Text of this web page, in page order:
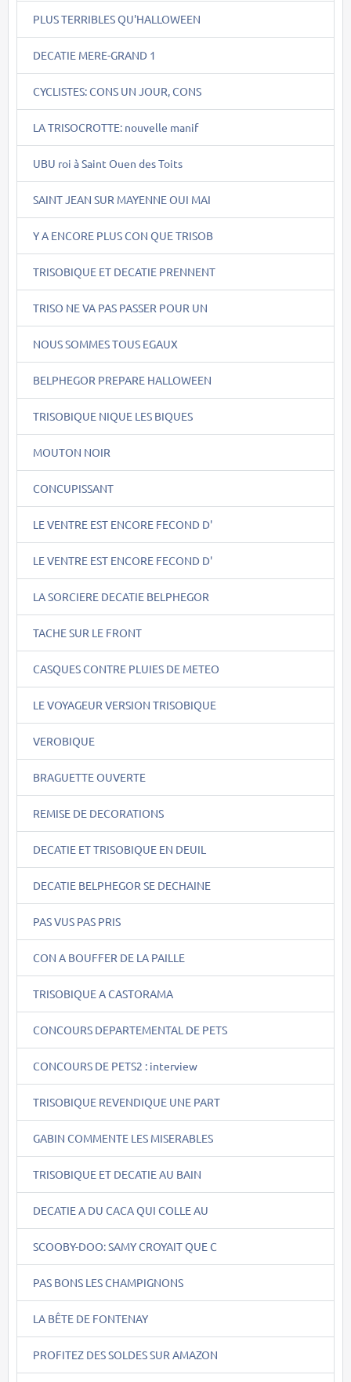
PLUS TERRIBLES QU'HALLOWEEN
DECATIE MERE-GRAND 1
CYCLISTES: CONS UN JOUR, CONS
LA TRISOCROTTE: nouvelle manif
UBU roi à Saint Ouen des Toits
SAINT JEAN SUR MAYENNE OUI MAI
Y A ENCORE PLUS CON QUE TRISOB
TRISOBIQUE ET DECATIE PRENNENT
TRISO NE VA PAS PASSER POUR UN
NOUS SOMMES TOUS EGAUX
BELPHEGOR PREPARE HALLOWEEN
TRISOBIQUE NIQUE LES BIQUES
MOUTON NOIR
CONCUPISSANT
LE VENTRE EST ENCORE FECOND D'
LE VENTRE EST ENCORE FECOND D'
LA SORCIERE DECATIE BELPHEGOR
TACHE SUR LE FRONT
CASQUES CONTRE PLUIES DE METEO
LE VOYAGEUR VERSION TRISOBIQUE
VEROBIQUE
BRAGUETTE OUVERTE
REMISE DE DECORATIONS
DECATIE ET TRISOBIQUE EN DEUIL
DECATIE BELPHEGOR SE DECHAINE
PAS VUS PAS PRIS
CON A BOUFFER DE LA PAILLE
TRISOBIQUE A CASTORAMA
CONCOURS DEPARTEMENTAL DE PETS
CONCOURS DE PETS2 : interview
TRISOBIQUE REVENDIQUE UNE PART
GABIN COMMENTE LES MISERABLES
TRISOBIQUE ET DECATIE AU BAIN
DECATIE A DU CACA QUI COLLE AU
SCOOBY-DOO: SAMY CROYAIT QUE C
PAS BONS LES CHAMPIGNONS
LA BÊTE DE FONTENAY
PROFITEZ DES SOLDES SUR AMAZON